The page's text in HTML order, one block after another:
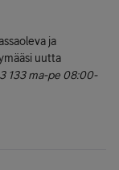
ja
uutta
133 ma-pe 08:00-